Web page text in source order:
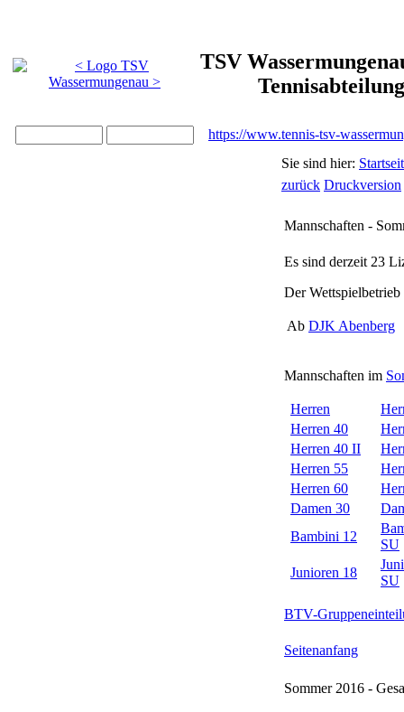
TSV
Tennisabteilung
https://www.tennis-tsv-
Sie sind hier:
zurück Druckversion
Mannschaften -
Es sind derzeit 23
Der
Ab DJK Abenberg
Mannschaften im
Herren
Herren 40
Herren 40 II
Herren 55
Herren 60
Damen 30
Bambini 12
SU
Junioren 18
SU
BTV-
Seitenanfang
Sommer 2016 -